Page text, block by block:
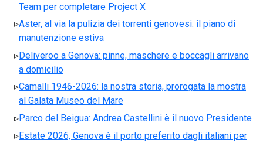
Team per completare Project X
Aster, al via la pulizia dei torrenti genovesi: il piano di
manutenzione estiva
Deliveroo a Genova: pinne, maschere e boccagli arrivano
a domicilio
Camalli 1946-2026: la nostra storia, prorogata la mostra
al Galata Museo del Mare
Parco del Beigua: Andrea Castellini è il nuovo Presidente
Estate 2026, Genova è il porto preferito dagli italiani per